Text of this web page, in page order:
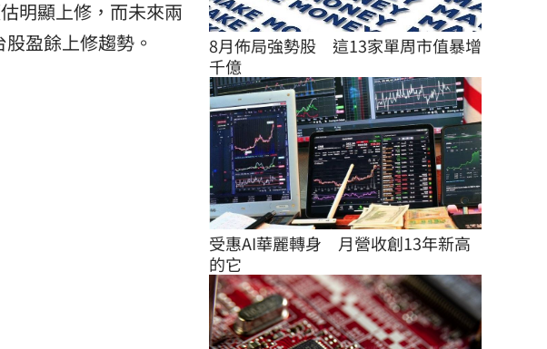
明顯上修，而未來兩
盈餘上修趨勢。
8月佈局強勢股　這13家單周市值暴增
千億
受惠AI華麗轉身　月營收創13年新高
的它